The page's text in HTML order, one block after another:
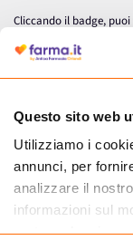
Questo sito web
Utilizziamo i
annunci, per
analizzare il
informazioni sul
partner che si
Cliccando il badge,
autorizzata dal
medicinali.